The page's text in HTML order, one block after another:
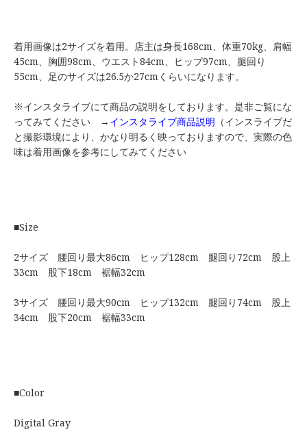
着用画像は2サイズを着用。店主は身長168cm、体重70kg、肩幅
45cm、胸囲98cm、ウエスト84cm、ヒップ97cm、腿回り
55cm、足のサイズは26.5か27cmくらいになります。
※インスタライブにて商品の説明をしております。是非ご覧にな
ってみてください → インスタライブ商品説明 （インスライブだ
と撮影環境により、かなり明るく映っておりますので、実際の色
味は着用画像を参考にしてみてください
■Size
2サイズ 腰回り最大86cm ヒップ128cm 腿回り72cm 股上
33cm 股下18cm 裾幅32cm
3サイズ 腰回り最大90cm ヒップ132cm 腿回り74cm 股上
34cm 股下20cm 裾幅33cm
■Color
Digital Gray